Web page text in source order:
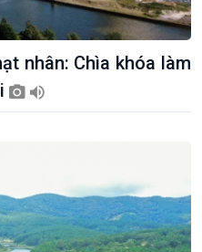
Thời sự
Thời sự 21h30
Bản tin
Chuyên mục
nhân: Chìa khóa làm